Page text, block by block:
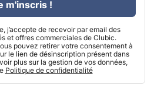
j’accepte de recevoir par email des
et offres commerciales de Clubic.
pouvez retirer votre consentement à
le lien de désinscription présent dans
plus sur la gestion de vos données,
Politique de confidentialité
m'inscris !